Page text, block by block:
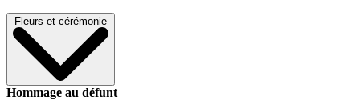
Fleurs et cérémonie
Hommage au défunt